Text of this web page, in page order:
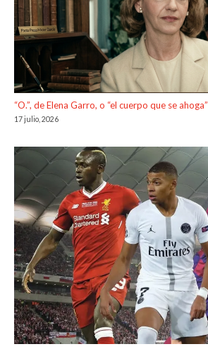
“O.”, de Elena Garro, o “el cuerpo que se ahoga”
17 julio, 2026